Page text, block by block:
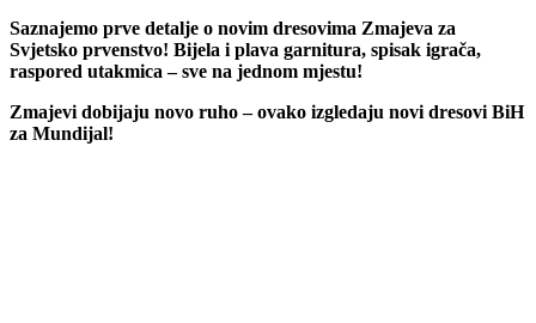
Saznajemo prve detalje o novim dresovima Zmajeva za
Svjetsko prvenstvo! Bijela i plava garnitura, spisak igrača,
raspored utakmica – sve na jednom mjestu!
Zmajevi dobijaju novo ruho – ovako izgledaju novi dresovi BiH
za Mundijal!